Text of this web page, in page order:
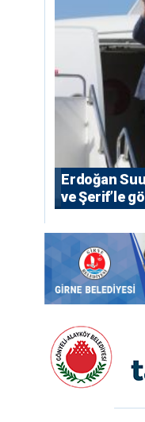
Erdoğan
ve Şerif’le